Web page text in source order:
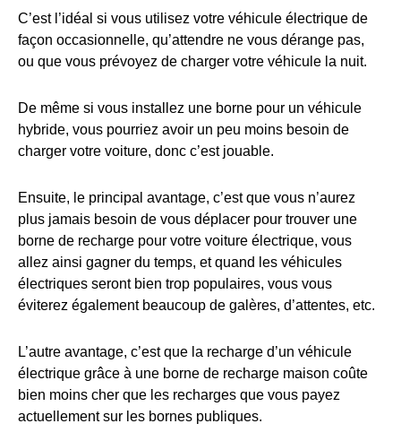
C’est l’idéal si vous utilisez votre véhicule électrique de
façon occasionnelle, qu’attendre ne vous dérange pas,
ou que vous prévoyez de charger votre véhicule la nuit.
De même si vous installez une borne pour un véhicule
hybride, vous pourriez avoir un peu moins besoin de
charger votre voiture, donc c’est jouable.
Ensuite, le principal avantage, c’est que vous n’aurez
plus jamais besoin de vous déplacer pour trouver une
borne de recharge pour votre voiture électrique, vous
allez ainsi gagner du temps, et quand les véhicules
électriques seront bien trop populaires, vous vous
éviterez également beaucoup de galères, d’attentes, etc.
L’autre avantage, c’est que la recharge d’un véhicule
électrique grâce à une borne de recharge maison coûte
bien moins cher que les recharges que vous payez
actuellement sur les bornes publiques.